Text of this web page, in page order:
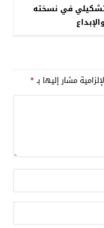
في نسخته
مشار إليها بـ*